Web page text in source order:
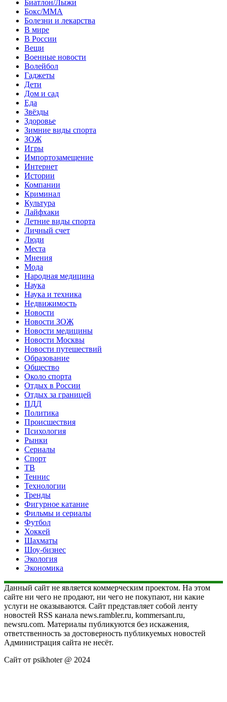
Биатлон/Лыжи
Бокс/MMA
Болезни и лекарства
В мире
В России
Вещи
Военные новости
Волейбол
Гаджеты
Дети
Дом и сад
Еда
Звёзды
Здоровье
Зимние виды спорта
ЗОЖ
Игры
Импортозамещение
Интернет
Истории
Компании
Криминал
Культура
Лайфхаки
Летние виды спорта
Личный счет
Люди
Места
Мнения
Мода
Народная медицина
Наука
Наука и техника
Недвижимость
Новости
Новости ЗОЖ
Новости медицины
Новости Москвы
Новости путешествий
Образование
Общество
Около спорта
Отдых в России
Отдых за границей
ПДД
Политика
Происшествия
Психология
Рынки
Сериалы
Спорт
ТВ
Теннис
Технологии
Тренды
Фигурное катание
Фильмы и сериалы
Футбол
Хоккей
Шахматы
Шоу-бизнес
Экология
Экономика
Данный сайт не является коммерческим проектом. На этом
сайте ни чего не продают, ни чего не покупают, ни какие
услуги не оказываются. Сайт представляет собой ленту
новостей RSS канала news.rambler.ru, kommersant.ru,
newsru.com. Материалы публикуются без искажения,
ответственность за достоверность публикуемых новостей
Администрация сайта не несёт.
Сайт от psikhoter @ 2024